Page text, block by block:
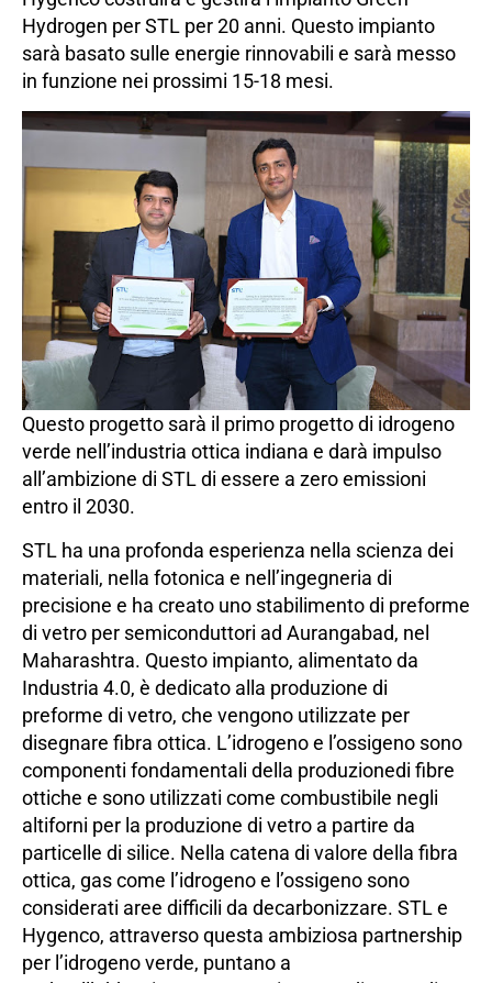
Hydrogen per STL per 20 anni. Questo impianto
sarà basato sulle energie rinnovabili e sarà messo
in funzione nei prossimi 15-18 mesi.
Questo progetto sarà il primo progetto di idrogeno
verde nell’industria ottica indiana e darà impulso
all’ambizione di STL di essere a zero emissioni
entro il 2030.
STL ha una profonda esperienza nella scienza dei
materiali, nella fotonica e nell’ingegneria di
precisione e ha creato uno stabilimento di preforme
di vetro per semiconduttori ad Aurangabad, nel
Maharashtra. Questo impianto, alimentato da
Industria 4.0, è dedicato alla produzione di
preforme di vetro, che vengono utilizzate per
disegnare fibra ottica. L’idrogeno e l’ossigeno sono
componenti fondamentali della produzionedi fibre
ottiche e sono utilizzati come combustibile negli
altiforni per la produzione di vetro a partire da
particelle di silice. Nella catena di valore della fibra
ottica, gas come l’idrogeno e l’ossigeno sono
considerati aree difficili da decarbonizzare. STL e
Hygenco, attraverso questa ambiziosa partnership
per l’idrogeno verde, puntano a